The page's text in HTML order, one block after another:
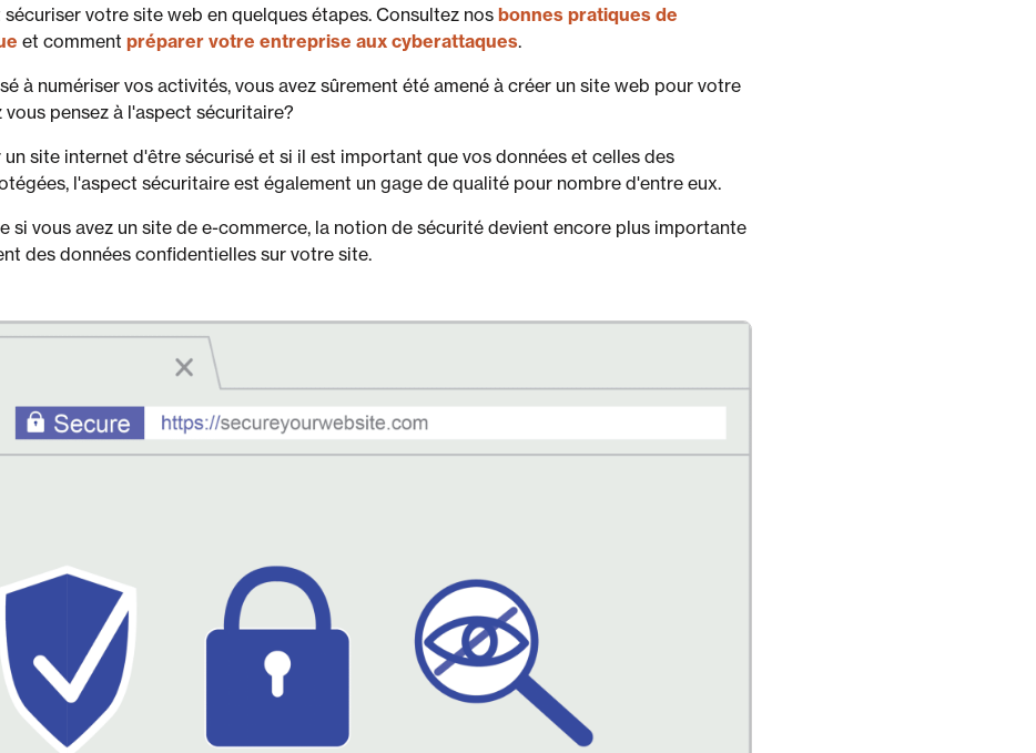
votre site web en quelques étapes. Consultez nos bonnes pratiques de
et comment préparer votre entreprise aux cyberattaques.
à numériser vos activités, vous avez sûrement été amené à créer un site web pour votre
vous pensez à l'aspect sécuritaire?
site internet d'être sécurisé et si il est important que vos données et celles des
l'aspect sécuritaire est également un gage de qualité pour nombre d'entre eux.
si vous avez un site de e-commerce, la notion de sécurité devient encore plus importante
des données confidentielles sur votre site.